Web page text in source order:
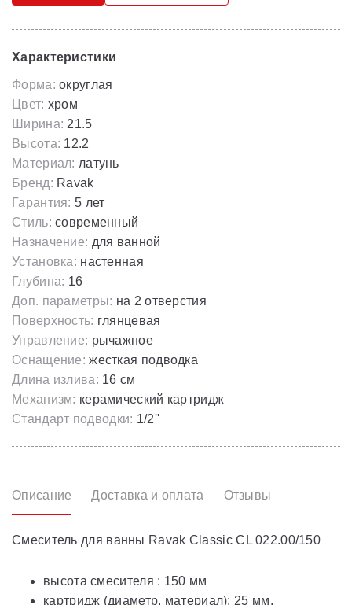
Характеристики
Форма: округлая
Цвет: хром
Ширина: 21.5
Высота: 12.2
Материал: латунь
Бренд: Ravak
Гарантия: 5 лет
Стиль: современный
Назначение: для ванной
Установка: настенная
Глубина: 16
Доп. параметры: на 2 отверстия
Поверхность: глянцевая
Управление: рычажное
Оснащение: жесткая подводка
Длина излива: 16 см
Механизм: керамический картридж
Стандарт подводки: 1/2''
Описание Доставка и оплата Отзывы
Смеситель для ванны Ravak Classic CL 022.00/150
высота смесителя : 150 мм
картридж (диаметр, материал): 25 мм,